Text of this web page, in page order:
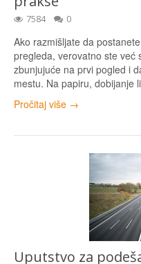
7584 0
Ako razmišljate da
pregleda, verovatno ste već
zbunjujuće na prvi pogled i
mestu. Na papiru, dobijanje
Pročitaj više →
Uputstvo za